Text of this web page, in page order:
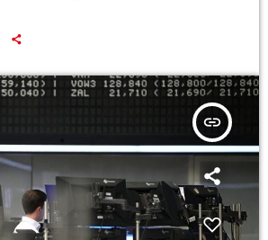
insert_link